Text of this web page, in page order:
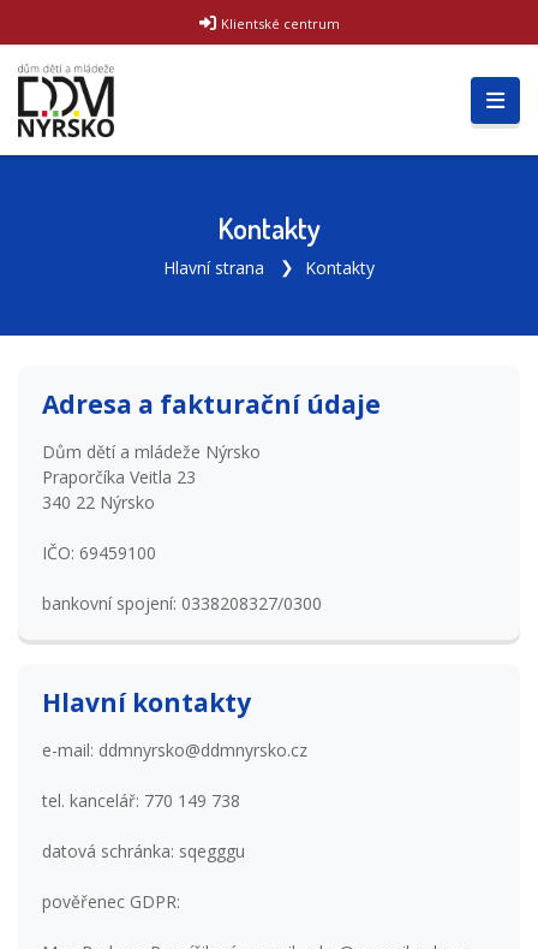
Klientské centrum
Kontakty
Hlavní strana Kontakty
Adresa a fakturační údaje
Dům dětí a mládeže Nýrsko
Praporčíka Veitla 23
340 22 Nýrsko
IČO: 69459100
bankovní spojení: 0338208327/0300
Hlavní kontakty
e-mail: ddmnyrsko@ddmnyrsko.cz
tel. kancelář: 770 149 738
datová schránka: sqegggu
pověřenec GDPR: